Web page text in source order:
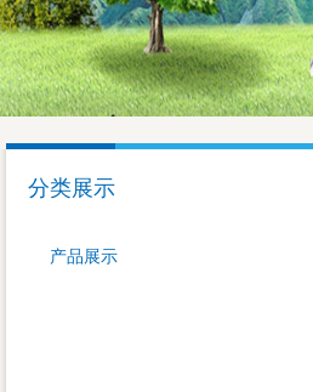
分类展示
产品展示